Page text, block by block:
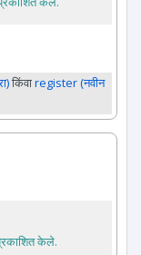
किंवाregister (नवीन
केले.